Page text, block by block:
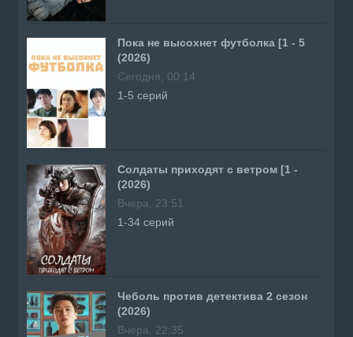
Пока не высохнет футболка [1 - 5
(2026)
Сегодня, 00:14
1-5 серий
Солдаты приходят с ветром [1 -
(2026)
Вчера, 23:51
1-34 серий
Чеболь против детектива 2 сезон
(2026)
Вчера, 22:35